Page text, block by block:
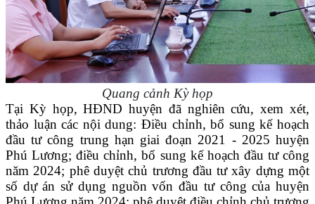
Quang cảnh Kỳ họp
Tại Kỳ họp, HĐND huyện đã nghiên cứu, xem xét,
thảo luận các nội dung: Điều chỉnh, bổ sung kế hoạch
đầu tư công trung hạn giai đoạn 2021 - 2025 huyện
Phú Lương; điều chỉnh, bổ sung kế hoạch đầu tư công
năm 2024; phê duyệt chủ trương đầu tư xây dựng một
số dự án sử dụng nguồn vốn đầu tư công của huyện